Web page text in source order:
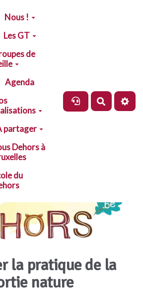
Nous !
Les GT
de
Agenda
partager
Dehors à
du
la pratique de la
nature